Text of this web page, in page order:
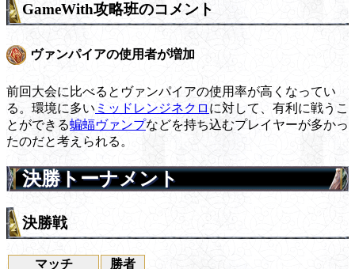
GameWith攻略班のコメント
ヴァンパイアの使用者が増加
前回大会に比べるとヴァンパイアの使用率が高くなってい
る。環境に多い ミッドレンジネクロ に対して、有利に戦うこ
とができる蝙蝠ヴァンプなどを持ち込むプレイヤーが多かっ
たのだと考えられる。
決勝トーナメント
決勝戦
マッチ 勝者